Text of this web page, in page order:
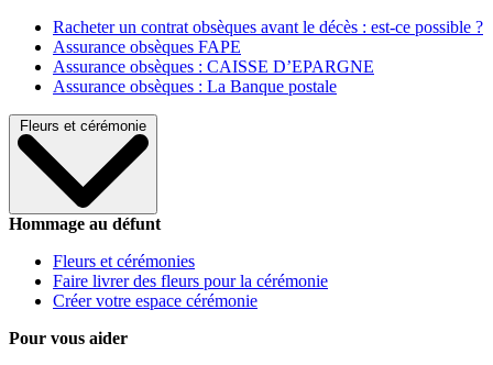
Racheter un contrat obsèques avant le décès : est-ce possible ?
Assurance obsèques FAPE
Assurance obsèques : CAISSE D’EPARGNE
Assurance obsèques : La Banque postale
Fleurs et cérémonie
Hommage au défunt
Fleurs et cérémonies
Faire livrer des fleurs pour la cérémonie
Créer votre espace cérémonie
Pour vous aider